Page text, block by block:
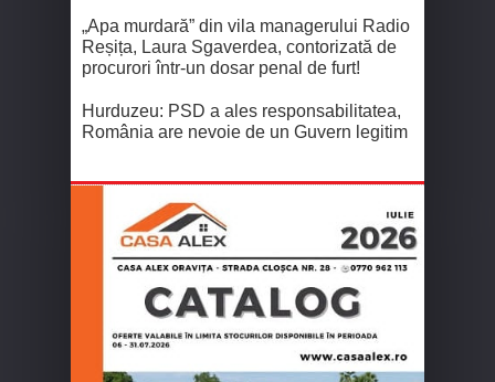
„Apa murdară” din vila managerului Radio
Reșița, Laura Sgaverdea, contorizată de
procurori într-un dosar penal de furt!
Hurduzeu: PSD a ales responsabilitatea,
România are nevoie de un Guvern legitim